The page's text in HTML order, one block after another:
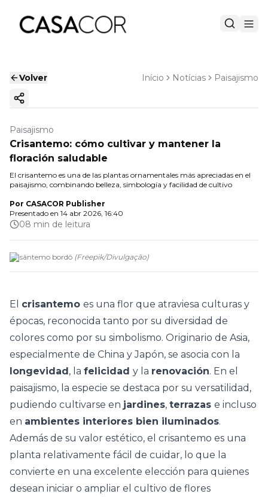
Volver Início Notícias Paisajismo
Copiar enlace
Paisajismo
Crisantemo: cómo cultivar y mantener la
floración saludable
El crisantemo es una de las plantas ornamentales más apreciadas en el
paisajismo, combinando belleza, simbología y facilidad de cultivo
Por CASACOR Publisher
Presentado en 14 abr 2026, 16:40
08 min de leitura
Crisântemo bordô (Freepik/Divulgação)
El crisantemo es una flor que atraviesa culturas y
épocas, reconocida tanto por su diversidad de
colores como por su simbolismo. Originario de Asia,
especialmente de China y Japón, se asocia con la
longevidad, la felicidad y la renovación. En el
paisajismo, la especie se destaca por su versatilidad,
pudiendo cultivarse en jardines, terrazas e incluso
en ambientes interiores bien iluminados.
Además de su valor estético, el crisantemo es una
planta relativamente fácil de cuidar, lo que la
convierte en una excelente elección para quienes
desean iniciar o ampliar el cultivo de flores